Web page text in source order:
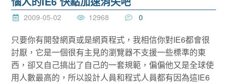
2009-05-02 12968 0
只要你有開發網頁或是網頁程式，我相信你對IE6都會很
討厭，它是一個很有主見的瀏覽器不支援一些標準的東
西，卻又自己搞出了自己的一套規範，偏偏他又是全球使
用人數最高的，所以設計人員和程式人員都有因為這IE6